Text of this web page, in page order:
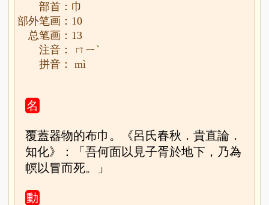
部首：巾
部外笔画：10
总笔画：13
注音： ㄇㄧˋ
拼音： mì
名
覆蓋器物的布巾。《呂氏春秋．貴直論．
知化》：「吾何面以見子胥於地下，乃為
幎以冒而死。」
動